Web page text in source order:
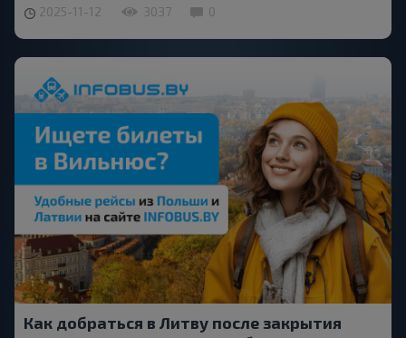
2025-11-12 3037 0
Как добраться в Литву после закрытия